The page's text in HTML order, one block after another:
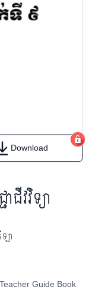
Download
វវិទ្យា
ា
Guide Book